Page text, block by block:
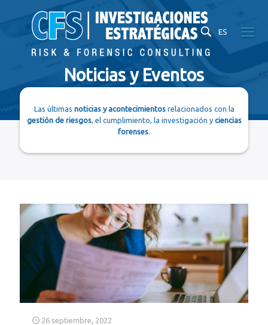
ES
Noticias y Eventos
Las últimas noticias y acontecimientosrelacionados con la
gestión de riesgos, el cumplimiento, la investigación yciencias
forenses.
26 septiembre, 2022